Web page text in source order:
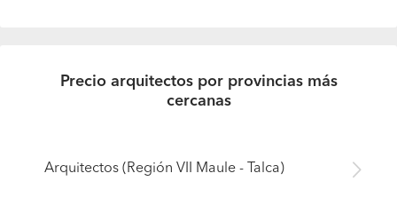
Precio arquitectos por provincias más
cercanas
Arquitectos (Región VII Maule - Talca)